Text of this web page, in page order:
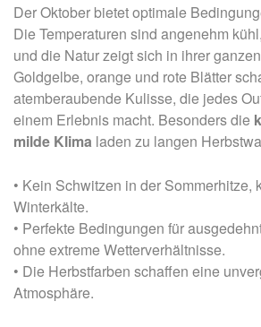
Der Oktober bietet optimale
Die Temperaturen sind angenehm
und die Natur zeigt sich in ihrer
Goldgelbe, orange und rote Blätter
atemberaubende Kulisse, die jedes
einem Erlebnis macht. Besonders die
milde Klima laden zu langen
• Kein Schwitzen in der Sommerhitze,
Winterkälte.
• Perfekte Bedingungen für
ohne extreme Wetterverhältnisse.
• Die Herbstfarben schaffen eine
Atmosphäre.